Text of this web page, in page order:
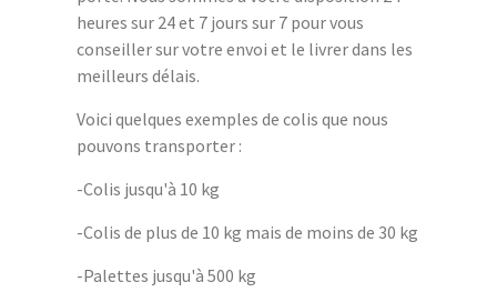
heures sur 24 et 7 jours sur 7 pour vous
conseiller sur votre envoi et le livrer dans les
meilleurs délais.
Voici quelques exemples de colis que nous
pouvons transporter :
-Colis jusqu'à 10 kg
-Colis de plus de 10 kg mais de moins de 30 kg
-Palettes jusqu'à 500 kg